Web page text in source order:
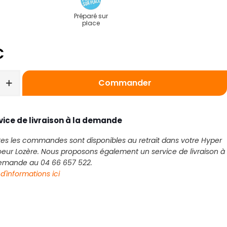
Préparé sur
place
Commander
de livraison à la demande
les commandes sont disponibles au retrait dans votre Hyper
Lozère. Nous proposons également un service de livraison à
au 04 66 657 522.
d'informations ici